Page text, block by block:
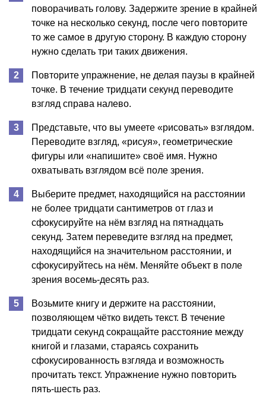
поворачивать голову. Задержите зрение в крайней
точке на несколько секунд, после чего повторите
то же самое в другую сторону. В каждую сторону
нужно сделать три таких движения.
Повторите упражнение, не делая паузы в крайней
точке. В течение тридцати секунд переводите
взгляд справа налево.
Представьте, что вы умеете «рисовать» взглядом.
Переводите взгляд, «рисуя», геометрические
фигуры или «напишите» своё имя. Нужно
охватывать взглядом всё поле зрения.
Выберите предмет, находящийся на расстоянии
не более тридцати сантиметров от глаз и
сфокусируйте на нём взгляд на пятнадцать
секунд. Затем переведите взгляд на предмет,
находящийся на значительном расстоянии, и
сфокусируйтесь на нём. Меняйте объект в поле
зрения восемь-десять раз.
Возьмите книгу и держите на расстоянии,
позволяющем чётко видеть текст. В течение
тридцати секунд сокращайте расстояние между
книгой и глазами, стараясь сохранить
сфокусированность взгляда и возможность
прочитать текст. Упражнение нужно повторить
пять-шесть раз.